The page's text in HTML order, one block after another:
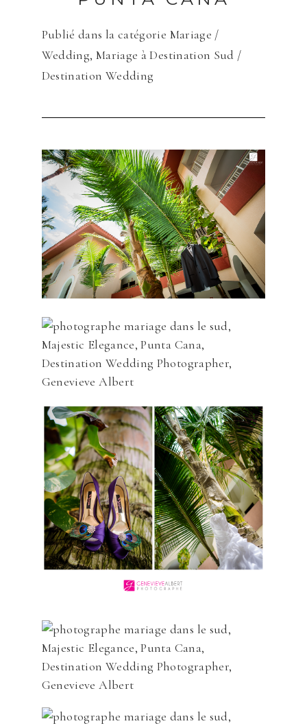
Publié dans la catégorie Mariage /
Wedding, Mariage à Destination Sud /
Destination Wedding